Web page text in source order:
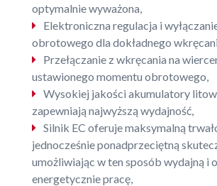
optymalnie wyważona,
Elektroniczna regulacja i
obrotowego dla dokładnego
Przełączanie z wkręcania na
ustawionego momentu obrotowego,
Wysokiej jakości akumulatory
zapewniają najwyższą wydajność,
Silnik EC oferuje maksymalną
jednocześnie ponadprzeciętną
umożliwiając w ten sposób wydajną i
energetycznie pracę,